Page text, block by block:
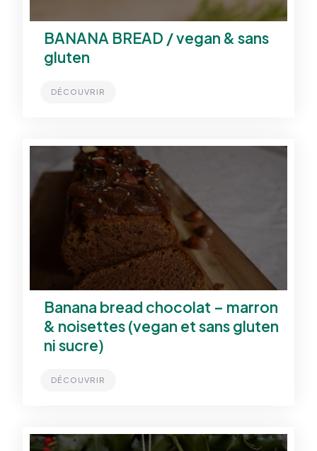
BANANA BREAD / vegan & sans
gluten
DÉCOUVRIR
Banana bread chocolat – marron
& noisettes (vegan et sans gluten
ni sucre)
DÉCOUVRIR